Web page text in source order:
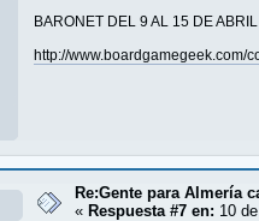
BARONET DEL 9 AL 15 DE
http://www.boardgamegeek.com/
Re:Gente para Almería
«Respuesta #7 en: 10